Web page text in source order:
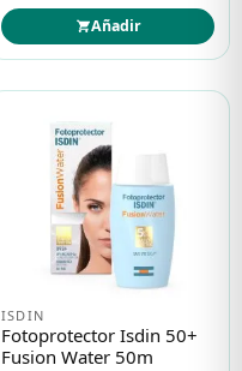
Añadir
ISDIN
Fotoprotector Isdin 50+
Fusion Water 50m